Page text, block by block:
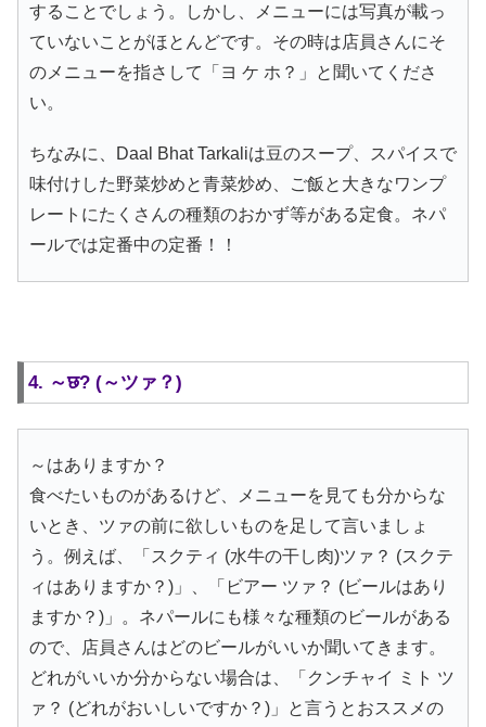
することでしょう。しかし、メニューには写真が載っ
ていないことがほとんどです。その時は店員さんにそ
のメニューを指さして「ヨ ケ ホ？」と聞いてくださ
い。
ちなみに、Daal Bhat Tarkaliは豆のスープ、スパイスで
味付けした野菜炒めと青菜炒め、ご飯と大きなワンプ
レートにたくさんの種類のおかず等がある定食。ネパ
ールでは定番中の定番！！
4. ～छ? (～ツァ？)
～はありますか？
食べたいものがあるけど、メニューを見ても分からな
いとき、ツァの前に欲しいものを足して言いましょ
う。例えば、「スクティ (水牛の干し肉)ツァ？ (スクテ
ィはありますか？)」、「ビアー ツァ？ (ビールはあり
ますか？)」。ネパールにも様々な種類のビールがある
ので、店員さんはどのビールがいいか聞いてきます。
どれがいいか分からない場合は、「クンチャイ ミト ツ
ァ？ (どれがおいしいですか？)」と言うとおススメの